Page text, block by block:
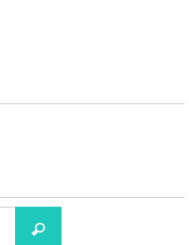
Search